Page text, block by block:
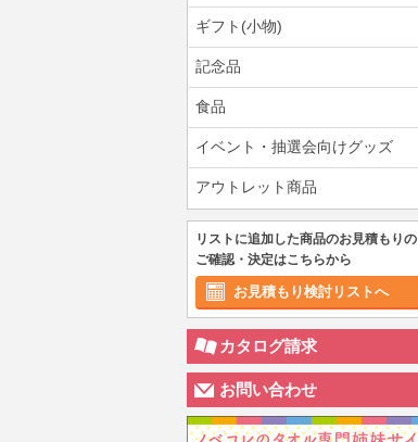
ギフト(小物)
記念品
食品
イベント・抽選会向けグッズ
アウトレット商品
リストに追加した商品のお見積もりの
ご確認・決定はこちらから
お見積もり検討リストへ
カタログ請求
お問い合わせ